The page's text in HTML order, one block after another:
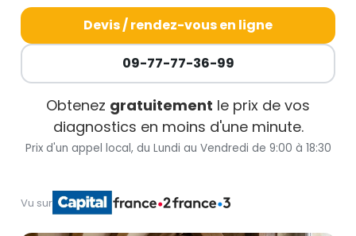
Devis / rendez-vous en ligne
09-77-77-36-99
Obtenez gratuitement le prix de vos
diagnostics en moins d'une minute.
Prix d'un appel local, du Lundi au Vendredi de 9:00 à 18:30
Vu sur